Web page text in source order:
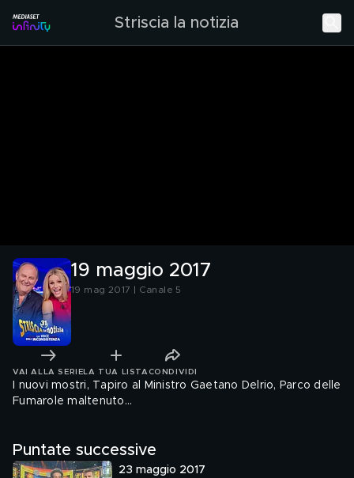
Striscia la notizia
19 maggio 2017
19 mag 2017 | Canale 5
VAI ALLA SERIE LA TUA LISTA CONDIVIDI
I nuovi mostri, Tapiro al Ministro Gaetano Delrio, Parco delle
Fumarole maltenuto...
Puntate successive
23 maggio 2017